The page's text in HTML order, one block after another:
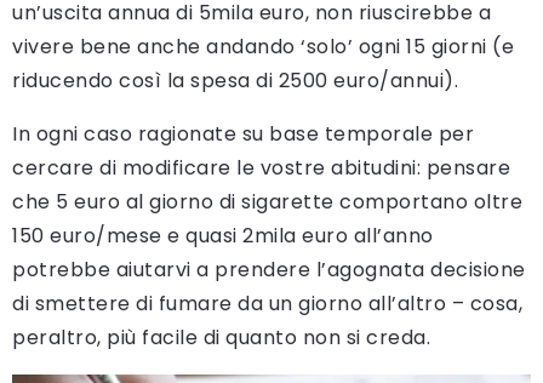
un’uscita annua di 5mila euro, non riuscirebbe a
vivere bene anche andando ‘solo’ ogni 15 giorni (e
riducendo così la spesa di 2500 euro/annui).
In ogni caso ragionate su base temporale per
cercare di modificare le vostre abitudini: pensare
che 5 euro al giorno di sigarette comportano oltre
150 euro/mese e quasi 2mila euro all’anno
potrebbe aiutarvi a prendere l’agognata decisione
di smettere di fumare da un giorno all’altro – cosa,
peraltro, più facile di quanto non si creda.